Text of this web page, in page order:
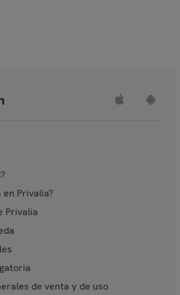
en Privalia?
Privalia
de venta y de uso